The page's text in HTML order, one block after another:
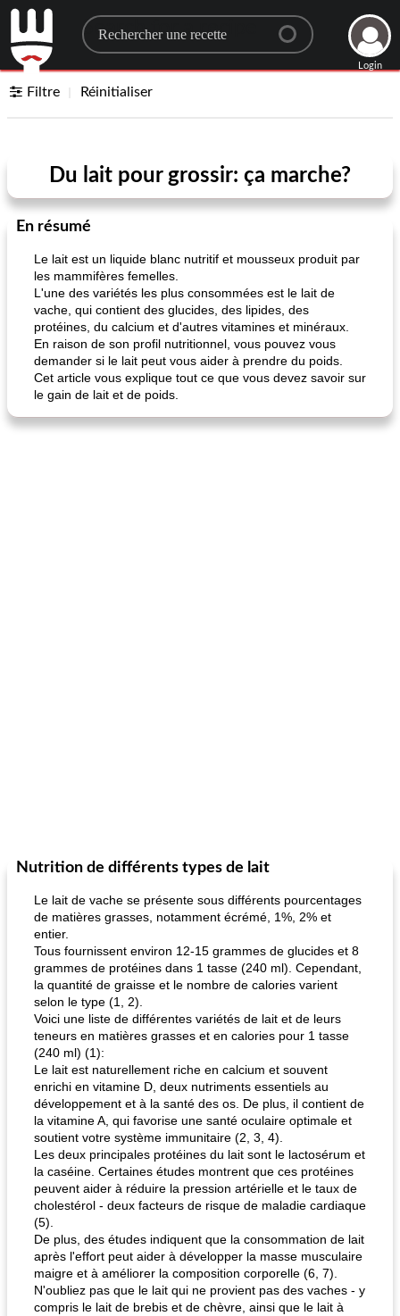
Search for a recipe
Login
Filtre Réinitialiser
Du lait pour grossir: ça marche?
En résumé
Le lait est un liquide blanc nutritif et mousseux produit par
les mammifères femelles.
L'une des variétés les plus consommées est le lait de
vache, qui contient des glucides, des lipides, des
protéines, du calcium et d'autres vitamines et minéraux.
En raison de son profil nutritionnel, vous pouvez vous
demander si le lait peut vous aider à prendre du poids.
Cet article vous explique tout ce que vous devez savoir sur
le gain de lait et de poids.
Nutrition de différents types de lait
Le lait de vache se présente sous différents pourcentages
de matières grasses, notamment écrémé, 1%, 2% et
entier.
Tous fournissent environ 12-15 grammes de glucides et 8
grammes de protéines dans 1 tasse (240 ml). Cependant,
la quantité de graisse et le nombre de calories varient
selon le type (1, 2).
Voici une liste de différentes variétés de lait et de leurs
teneurs en matières grasses et en calories pour 1 tasse
(240 ml) (1):
Le lait est naturellement riche en calcium et souvent
enrichi en vitamine D, deux nutriments essentiels au
développement et à la santé des os. De plus, il contient de
la vitamine A, qui favorise une santé oculaire optimale et
soutient votre système immunitaire (2, 3, 4).
Les deux principales protéines du lait sont le lactosérum et
la caséine. Certaines études montrent que ces protéines
peuvent aider à réduire la pression artérielle et le taux de
cholestérol - deux facteurs de risque de maladie cardiaque
(5).
De plus, des études indiquent que la consommation de lait
après l'effort peut aider à développer la masse musculaire
maigre et à améliorer la composition corporelle (6, 7).
N'oubliez pas que le lait qui ne provient pas des vaches - y
compris le lait de brebis et de chèvre, ainsi que le lait à